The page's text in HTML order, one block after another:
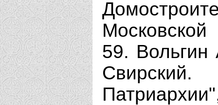
59.